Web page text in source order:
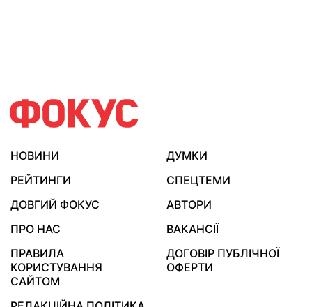
НОВИНИ
ДУМКИ
РЕЙТИНГИ
СПЕЦТЕМИ
ДОВГИЙ ФОКУС
АВТОРИ
ПРО НАС
ВАКАНСІЇ
ПРАВИЛА
КОРИСТУВАННЯ
САЙТОМ
ДОГОВІР ПУБЛІЧНОЇ
ОФЕРТИ